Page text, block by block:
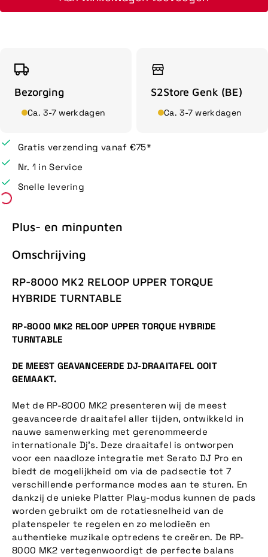
Bezorging
Ca. 3-7 werkdagen
S2Store Genk (BE)
Ca. 3-7 werkdagen
Gratis verzending vanaf €75*
Nr. 1 in Service
Snelle levering
Plus- en minpunten
Omschrijving
RP-8000 MK2 RELOOP UPPER TORQUE
HYBRIDE TURNTABLE
RP-8000 MK2 RELOOP UPPER TORQUE HYBRIDE
TURNTABLE
DE MEEST GEAVANCEERDE DJ-DRAAITAFEL OOIT
GEMAAKT.
Met de RP-8000 MK2 presenteren wij de meest
geavanceerde draaitafel aller tijden, ontwikkeld in
nauwe samenwerking met gerenommeerde
internationale Dj's. Deze draaitafel is ontworpen
voor een naadloze integratie met Serato DJ Pro en
biedt de mogelijkheid om via de padsectie tot 7
verschillende performance modes aan te sturen. En
dankzij de unieke Platter Play-modus kunnen de pads
worden gebruikt om de rotatiesnelheid van de
platenspeler te regelen en zo melodieën en
authentieke muzikale optredens te creëren. De RP-
8000 MK2 vertegenwoordigt de perfecte balans